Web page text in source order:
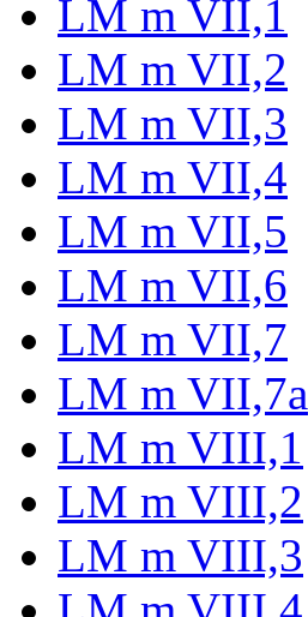
LM m VII,1
LM m VII,2
LM m VII,3
LM m VII,4
LM m VII,5
LM m VII,6
LM m VII,7
LM m VII,7a
LM m VIII,1
LM m VIII,2
LM m VIII,3